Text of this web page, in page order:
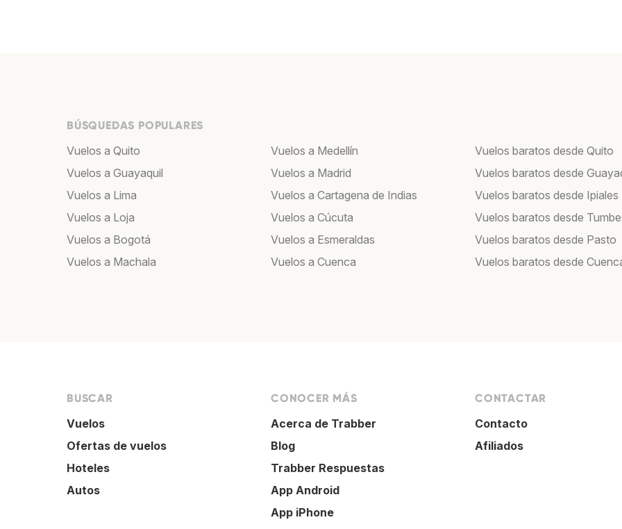
BÚSQUEDAS POPULARES
Vuelos a Quito
Vuelos a Guayaquil
Vuelos a Lima
Vuelos a Loja
Vuelos a Bogotá
Vuelos a Machala
Vuelos a Medellín
Vuelos a Madrid
Vuelos a Cartagena de Indias
Vuelos a Cúcuta
Vuelos a Esmeraldas
Vuelos a Cuenca
Vuelos baratos desde Quito
Vuelos baratos desde
Vuelos baratos desde Ipiales
Vuelos baratos desde
Vuelos baratos desde Pasto
Vuelos baratos desde
BUSCAR
Vuelos
Ofertas de vuelos
Hoteles
Autos
CONOCER MÁS
Acerca de Trabber
Blog
Trabber Respuestas
App Android
App iPhone
CONTACTAR
Contacto
Afiliados